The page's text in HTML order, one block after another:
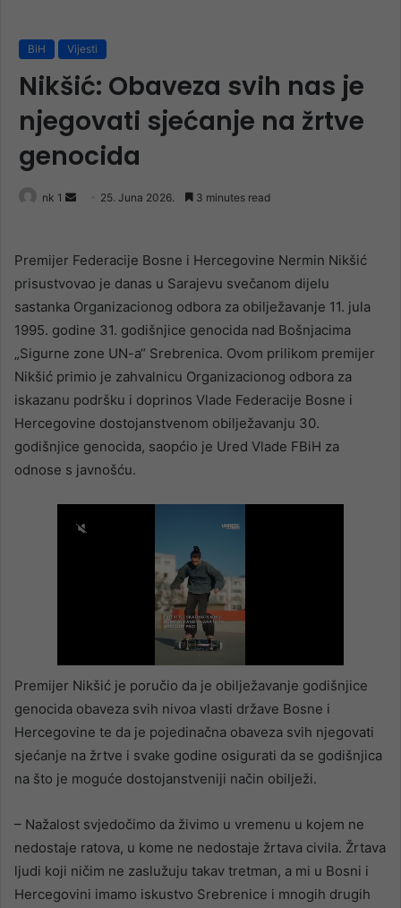
BiH Vijesti
Nikšić: Obaveza svih nas je
njegovati sjećanje na žrtve
genocida
nk 1
Send 25. Juna 2026. 3 minutes read
Premijer Federacije Bosne i Hercegovine Nermin Nikšić
prisustvovao je danas u Sarajevu svečanom dijelu
sastanka Organizacionog odbora za obilježavanje 11. jula
1995. godine 31. godišnjice genocida nad Bošnjacima
„Sigurne zone UN-a“ Srebrenica. Ovom prilikom premijer
Nikšić primio je zahvalnicu Organizacionog odbora za
iskazanu podršku i doprinos Vlade Federacije Bosne i
Hercegovine dostojanstvenom obilježavanju 30.
godišnjice genocida, saopćio je Ured Vlade FBiH za
odnose s javnošću.
Premijer Nikšić je poručio da je obilježavanje godišnjice
genocida obaveza svih nivoa vlasti države Bosne i
Hercegovine te da je pojedinačna obaveza svih njegovati
sjećanje na žrtve i svake godine osigurati da se godišnjica
na što je moguće dostojanstveniji način obilježi.
– Nažalost svjedočimo da živimo u vremenu u kojem ne
nedostaje ratova, u kome ne nedostaje žrtava civila. Žrtava
ljudi koji ničim ne zaslužuju takav tretman, a mi u Bosni i
Hercegovini imamo iskustvo Srebrenice i mnogih drugih